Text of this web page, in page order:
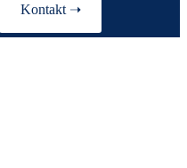
Kontakt ➝